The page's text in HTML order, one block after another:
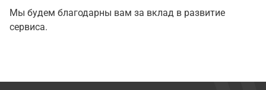
Мы будем благодарны вам за вклад в развитие
сервиса.